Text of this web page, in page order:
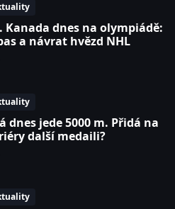
Kanada dnes na olympiádě:
a návrat hvězd NHL
dnes jede 5000 m. Přidá na
další medaili?